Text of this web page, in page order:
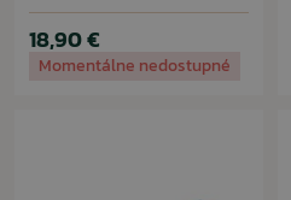
18,90 €
Momentálne nedostupné